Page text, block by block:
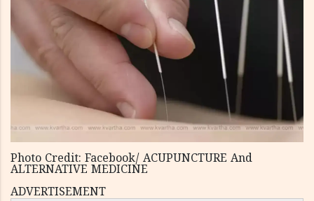
Photo Credit: Facebook/ ACUPUNCTURE And
ALTERNATIVE MEDICINE
ADVERTISEMENT